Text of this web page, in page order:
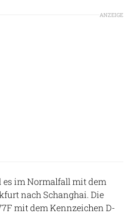
ANZEIGE
es im Normalfall mit dem
nach Schanghai. Die
mit dem Kennzeichen D-